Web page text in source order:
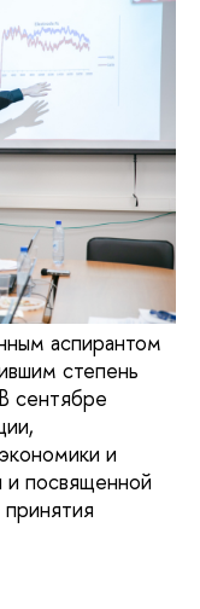
аспирантом
степень
сентябре
и
и посвященной